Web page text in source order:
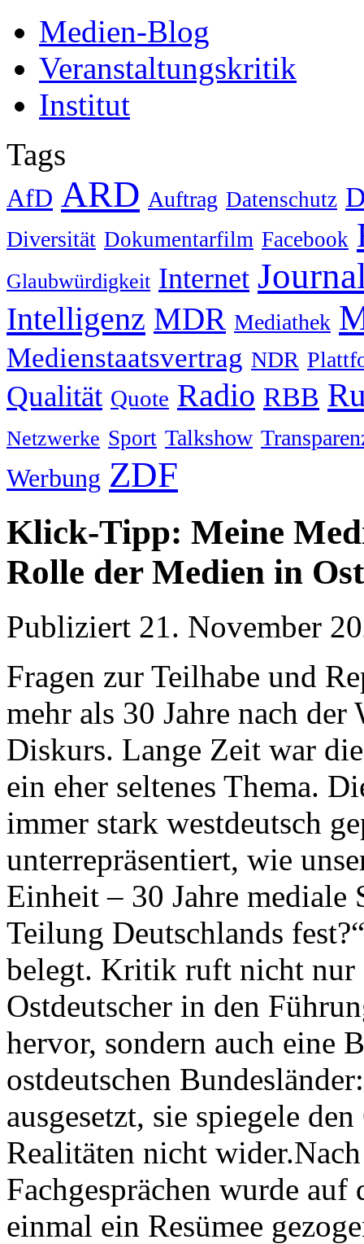
Medien-Blog
Veranstaltungskritik
Institut
Tags
AfD ARD Auftrag Datenschutz
Diversität Dokumentarfilm Facebook
Glaubwürdigkeit Internet
Intelligenz MDR Mediathek
Medienstaatsvertrag NDR
Qualität Quote Radio RBB
Netzwerke Sport Talkshow
Werbung ZDF
Klick-Tipp: Meine
Rolle der Medien in
Publiziert 21. November
Fragen zur Teilhabe und
mehr als 30 Jahre nach
Diskurs. Lange Zeit war
ein eher seltenes Thema.
immer stark westdeutsch
unterrepräsentiert, wie
Einheit – 30 Jahre mediale
Teilung Deutschlands
belegt. Kritik ruft nicht nur
Ostdeutscher in den
hervor, sondern auch eine
ostdeutschen
ausgesetzt, sie spiegele
Realitäten nicht
Fachgesprächen wurde
einmal ein Resümee